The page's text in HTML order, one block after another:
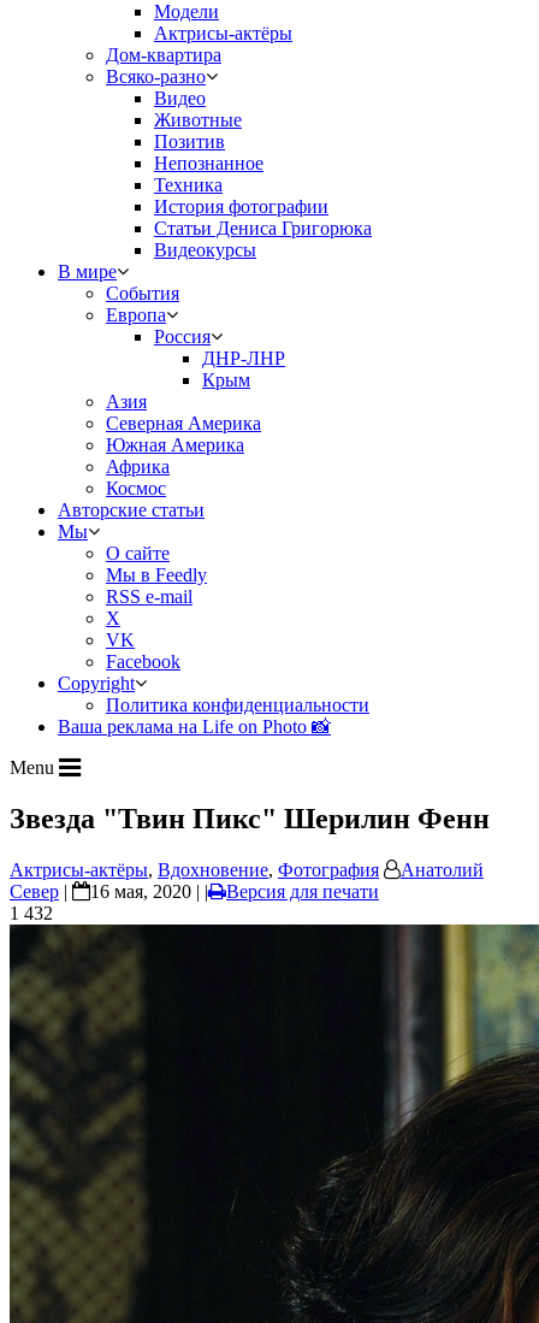
Модели
Актрисы-актёры
Дом-квартира
Всяко-разно
Видео
Животные
Позитив
Непознанное
Техника
История фотографии
Статьи Дениса Григорюка
Видеокурсы
В мире
События
Европа
Россия
ДНР-ЛНР
Крым
Азия
Северная Америка
Южная Америка
Африка
Космос
Авторские статьи
Мы
О сайте
Мы в Feedly
RSS e-mail
X
VK
Facebook
Copyright
Политика конфиденциальности
Ваша реклама на Life on Photo 📸
Menu
Звезда "Твин Пикс" Шерилин Фенн
Актрисы-актёры, Вдохновение, Фотография
Анатолий
Север | 16 мая, 2020 | |
Версия для печати
1 432